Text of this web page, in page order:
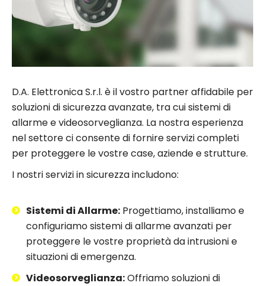
D.A. Elettronica S.r.l. è il vostro partner affidabile per
soluzioni di sicurezza avanzate, tra cui sistemi di
allarme e videosorveglianza. La nostra esperienza
nel settore ci consente di fornire servizi completi
per proteggere le vostre case, aziende e strutture.
I nostri servizi in sicurezza includono:
Sistemi di Allarme: Progettiamo, installiamo e
configuriamo sistemi di allarme avanzati per
proteggere le vostre proprietà da intrusioni e
situazioni di emergenza.
Videosorveglianza:Offriamo soluzioni di